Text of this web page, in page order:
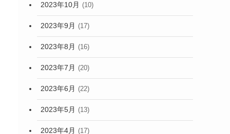
2023年10月 (10)
2023年9月 (17)
2023年8月 (16)
2023年7月 (20)
2023年6月 (22)
2023年5月 (13)
2023年4月 (17)